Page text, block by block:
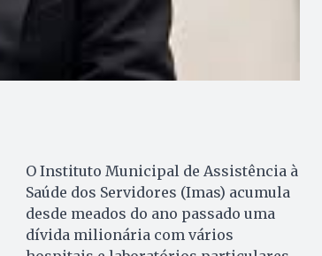
O Instituto Municipal de Assistência à
Saúde dos Servidores (Imas) acumula
desde meados do ano passado uma
dívida milionária com vários